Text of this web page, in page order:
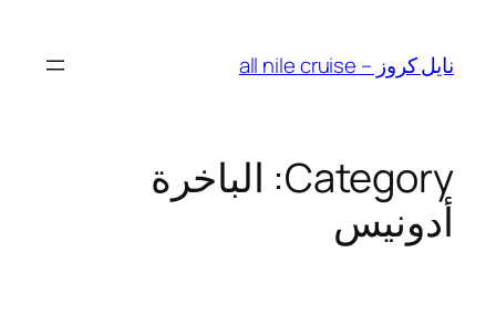
نايل كروز – all nile cruise
Category: الباخرة
أدونيس